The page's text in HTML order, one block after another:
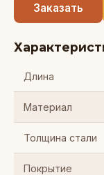
Заказать
Длина
Материал
Толщина стали
Покрытие